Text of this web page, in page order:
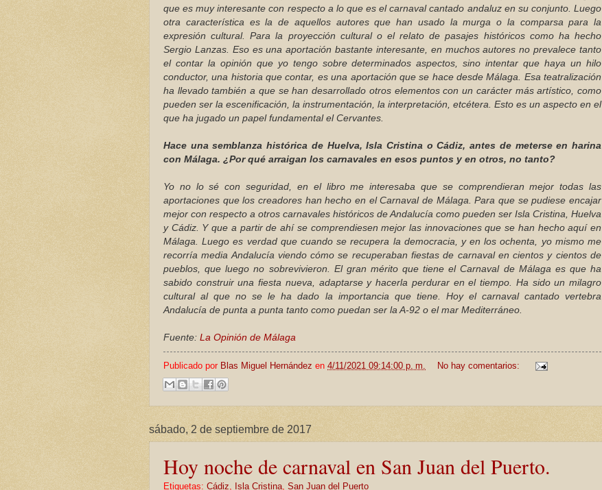
que es muy interesante con respecto a lo que es el carnaval cantado andaluz en su conjunto. Luego
otra característica es la de aquellos autores que han usado la murga o la comparsa para la
expresión cultural. Para la proyección cultural o el relato de pasajes históricos como ha hecho
Sergio Lanzas. Eso es una aportación bastante interesante, en muchos autores no prevalece tanto
el contar la opinión que yo tengo sobre determinados aspectos, sino intentar que haya un hilo
conductor, una historia que contar, es una aportación que se hace desde Málaga. Esa teatralización
ha llevado también a que se han desarrollado otros elementos con un carácter más artístico, como
pueden ser la escenificación, la instrumentación, la interpretación, etcétera. Esto es un aspecto en el
que ha jugado un papel fundamental el Cervantes.
Hace una semblanza histórica de Huelva, Isla Cristina o Cádiz, antes de meterse en harina
con Málaga. ¿Por qué arraigan los carnavales en esos puntos y en otros, no tanto?
Yo no lo sé con seguridad, en el libro me interesaba que se comprendieran mejor todas las
aportaciones que los creadores han hecho en el Carnaval de Málaga. Para que se pudiese encajar
mejor con respecto a otros carnavales históricos de Andalucía como pueden ser Isla Cristina, Huelva
y Cádiz. Y que a partir de ahí se comprendiesen mejor las innovaciones que se han hecho aquí en
Málaga. Luego es verdad que cuando se recupera la democracia, y en los ochenta, yo mismo me
recorría media Andalucía viendo cómo se recuperaban fiestas de carnaval en cientos y cientos de
pueblos, que luego no sobrevivieron. El gran mérito que tiene el Carnaval de Málaga es que ha
sabido construir una fiesta nueva, adaptarse y hacerla perdurar en el tiempo. Ha sido un milagro
cultural al que no se le ha dado la importancia que tiene. Hoy el carnaval cantado vertebra
Andalucía de punta a punta tanto como puedan ser la A-92 o el mar Mediterráneo.
Fuente: La Opinión de Málaga
Publicado por Blas Miguel Hernández en 4/11/2021 09:14:00 p. m. No hay comentarios:
sábado, 2 de septiembre de 2017
Hoy noche de carnaval en San Juan del Puerto.
Etiquetas: Cádiz Isla Cristina San Juan del Puerto